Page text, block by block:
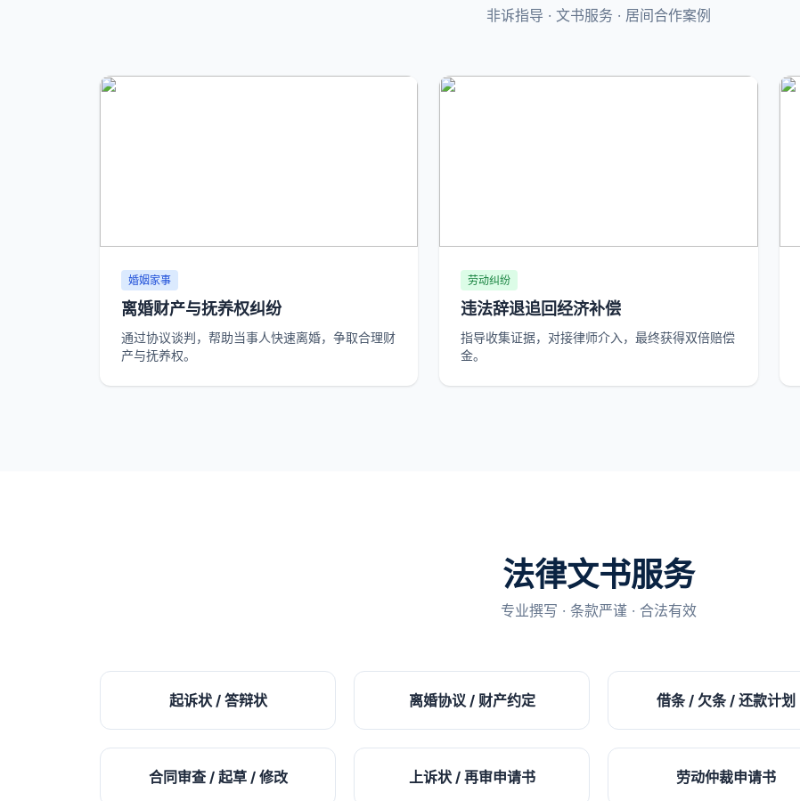
非诉指导 · 文书服务 · 居间合作案例
婚姻家事
离婚财产与抚养权纠纷
通过协议谈判，帮助当事人快速离婚，争取合理财
产与抚养权。
劳动纠纷
违法辞退追回经济补偿
指导收集证据，对接律师介入，最终获得双倍赔偿
金。
法律文书服务
专业撰写 · 条款严谨 · 合法有效
起诉状 / 答辩状 离婚协议 / 财产约定 借条 / 欠条 / 还款计划
合同审查 / 起草 / 修改 上诉状 / 再审申请书 劳动仲裁申请书